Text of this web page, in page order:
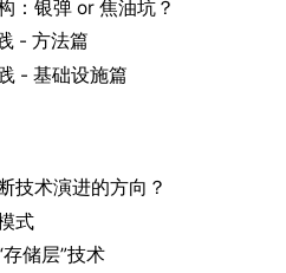
：银弹 or 焦油坑？
- 方法篇
- 基础设施篇
技术演进的方向？
式
储层”技术